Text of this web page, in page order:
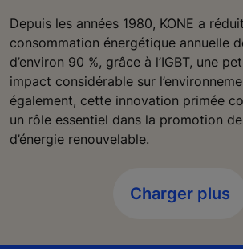
Depuis les années 1980, KONE a
consommation énergétique annuelle
d’environ 90 %, grâce à l’IGBT, une
impact considérable sur
également, cette innovation primée
un rôle essentiel dans la promotion
d’énergie renouvelable.
Charger plus